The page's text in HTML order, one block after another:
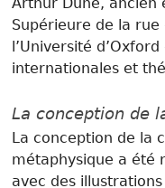
Supérieure de la rue
l’Université
internationales et
La conception de
La conception de la
métaphysique a été
avec des